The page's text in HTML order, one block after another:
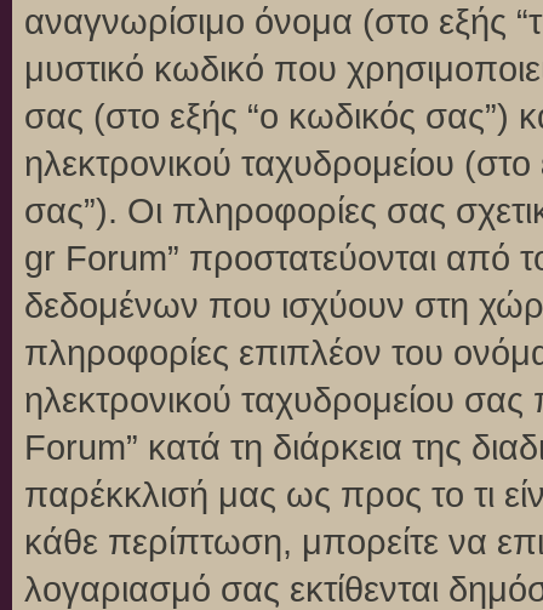
αναγνωρίσιμο όνομα (στο εξής
μυστικό κωδικό που
σας (στο εξής “ο κωδικός σας”)
ηλεκτρονικού ταχυδρομείου
σας”). Οι πληροφορίες σας
gr Forum” προστατεύονται από
δεδομένων που ισχύουν στη
πληροφορίες επιπλέον του
ηλεκτρονικού ταχυδρομείου
Forum” κατά τη διάρκεια της
παρέκκλισή μας ως προς το τι
κάθε περίπτωση, μπορείτε να
λογαριασμό σας εκτίθενται